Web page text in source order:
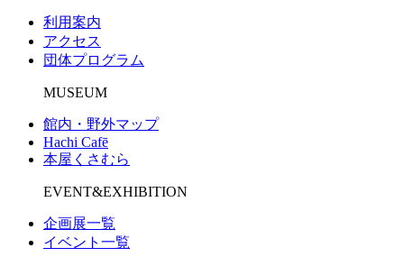
利用案内
アクセス
団体プログラム
MUSEUM
館内・野外マップ
Hachi Cafē
本屋くさむら
EVENT&EXHIBITION
企画展一覧
イベント一覧